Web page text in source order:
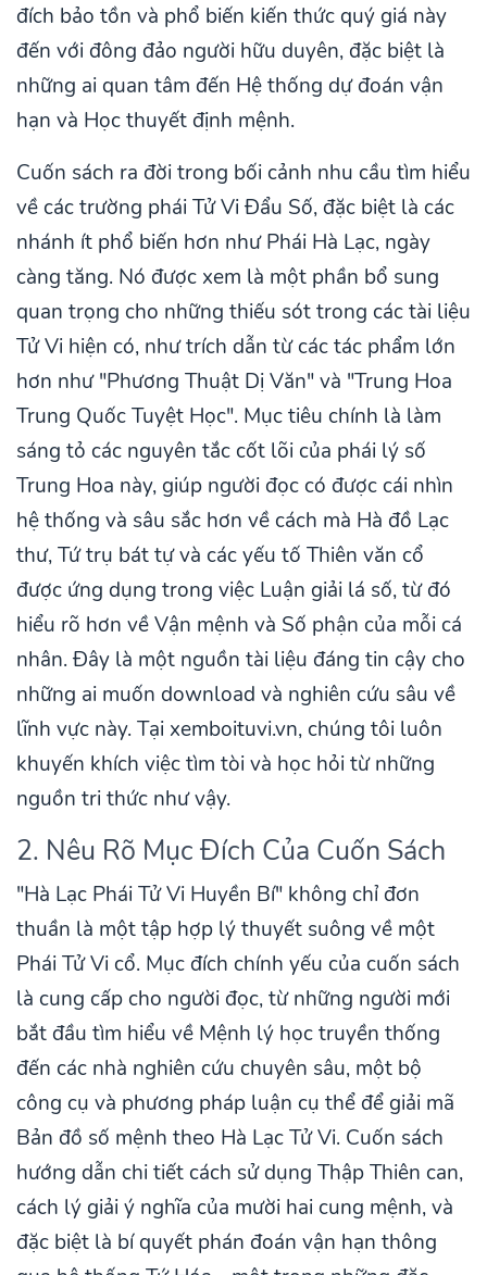
đích bảo tồn và phổ biến kiến thức quý giá này
đến với đông đảo người hữu duyên, đặc biệt là
những ai quan tâm đến Hệ thống dự đoán vận
hạn và Học thuyết định mệnh.
Cuốn sách ra đời trong bối cảnh nhu cầu tìm hiểu
về các trường phái Tử Vi Đẩu Số, đặc biệt là các
nhánh ít phổ biến hơn như Phái Hà Lạc, ngày
càng tăng. Nó được xem là một phần bổ sung
quan trọng cho những thiếu sót trong các tài liệu
Tử Vi hiện có, như trích dẫn từ các tác phẩm lớn
hơn như "Phương Thuật Dị Văn" và "Trung Hoa
Trung Quốc Tuyệt Học". Mục tiêu chính là làm
sáng tỏ các nguyên tắc cốt lõi của phái lý số
Trung Hoa này, giúp người đọc có được cái nhìn
hệ thống và sâu sắc hơn về cách mà Hà đồ Lạc
thư, Tứ trụ bát tự và các yếu tố Thiên văn cổ
được ứng dụng trong việc Luận giải lá số, từ đó
hiểu rõ hơn về Vận mệnh và Số phận của mỗi cá
nhân. Đây là một nguồn tài liệu đáng tin cậy cho
những ai muốn download và nghiên cứu sâu về
lĩnh vực này. Tại xemboituvi.vn, chúng tôi luôn
khuyến khích việc tìm tòi và học hỏi từ những
nguồn tri thức như vậy.
2. Nêu Rõ Mục Đích Của Cuốn Sách
"Hà Lạc Phái Tử Vi Huyền Bí" không chỉ đơn
thuần là một tập hợp lý thuyết suông về một
Phái Tử Vi cổ. Mục đích chính yếu của cuốn sách
là cung cấp cho người đọc, từ những người mới
bắt đầu tìm hiểu về Mệnh lý học truyền thống
đến các nhà nghiên cứu chuyên sâu, một bộ
công cụ và phương pháp luận cụ thể để giải mã
Bản đồ số mệnh theo Hà Lạc Tử Vi. Cuốn sách
hướng dẫn chi tiết cách sử dụng Thập Thiên can,
cách lý giải ý nghĩa của mười hai cung mệnh, và
đặc biệt là bí quyết phán đoán vận hạn thông